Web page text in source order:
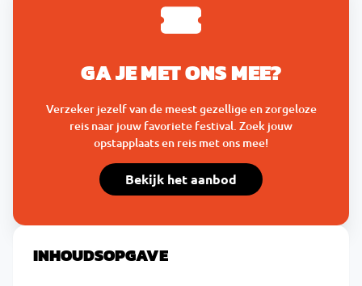
GA JE MET ONS MEE?
Verzeker jezelf van de meest gezellige en zorgeloze
reis naar jouw favoriete festival. Zoek jouw
opstapplaats en reis met ons mee!
Bekijk het aanbod
INHOUDSOPGAVE